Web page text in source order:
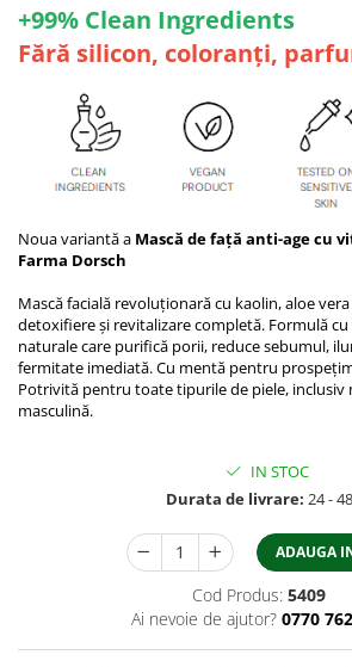
+99% Clean Ingredients
Fără silicon, coloranți,
Noua variantă a Mască de față anti-age cu
Farma Dorsch
Mască facială revoluționară cu kaolin, aloe
detoxifiere și revitalizare completă. Formulă
naturale care purifică porii, reduce sebumul,
fermitate imediată. Cu mentă pentru
Potrivită pentru toate tipurile de piele, inclusiv
masculină.
IN STOC
Durata de livrare: 24 -
ADAUGA
Cod Produs: 5409
Ai nevoie de ajutor? 0770